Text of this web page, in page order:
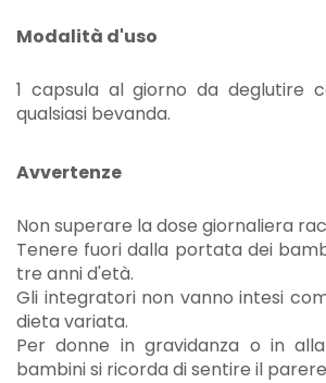
Modalità d'uso
1 capsula al giorno da deglutire
qualsiasi bevanda.
Avvertenze
Non superare la dose giornaliera
Tenere fuori dalla portata dei
tre anni d'età.
Gli integratori non vanno intesi
dieta variata.
Per donne in gravidanza o in
bambini si ricorda di sentire il